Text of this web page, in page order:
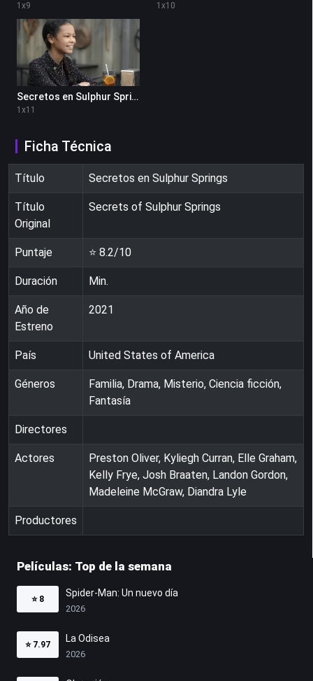
1 x9 1 x10
Secretos en Sulphur Springs 1x11
1 x11
Ficha Técnica
Título Secretos en Sulphur Springs
Título
Original
Secrets of Sulphur Springs
Puntaje ⭐ 8.2/10
Duración Min.
Año de
Estreno
2021
País United States of America
Géneros
Familia, Drama, Misterio, Ciencia ficción,
Fantasía
Directores
Actores
Preston Oliver, Kyliegh Curran, Elle Graham,
Kelly Frye, Josh Braaten, Landon Gordon,
Madeleine McGraw, Diandra Lyle
Productores
Películas: Top de la semana
⭐ 8
Spider-Man: Un nuevo día
2026
⭐ 7.97
La Odisea
2026